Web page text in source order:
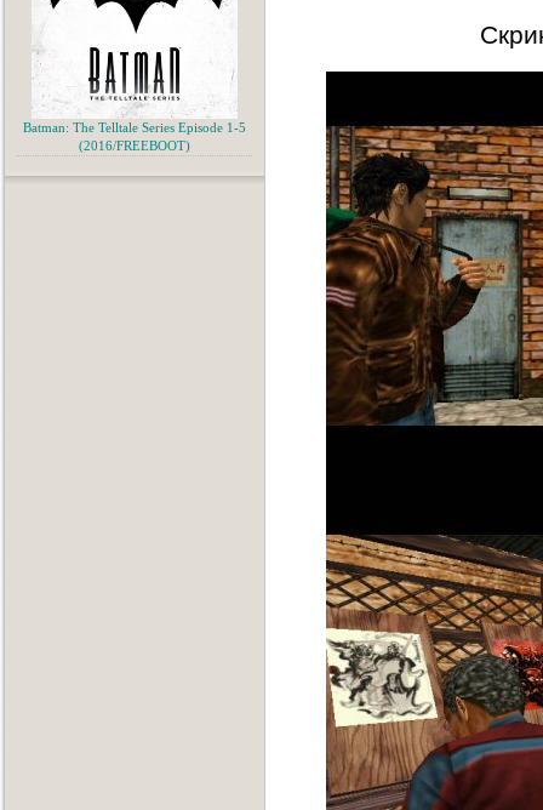
Batman: The Telltale Series Episode 1-5
(2016/FREEBOOT)